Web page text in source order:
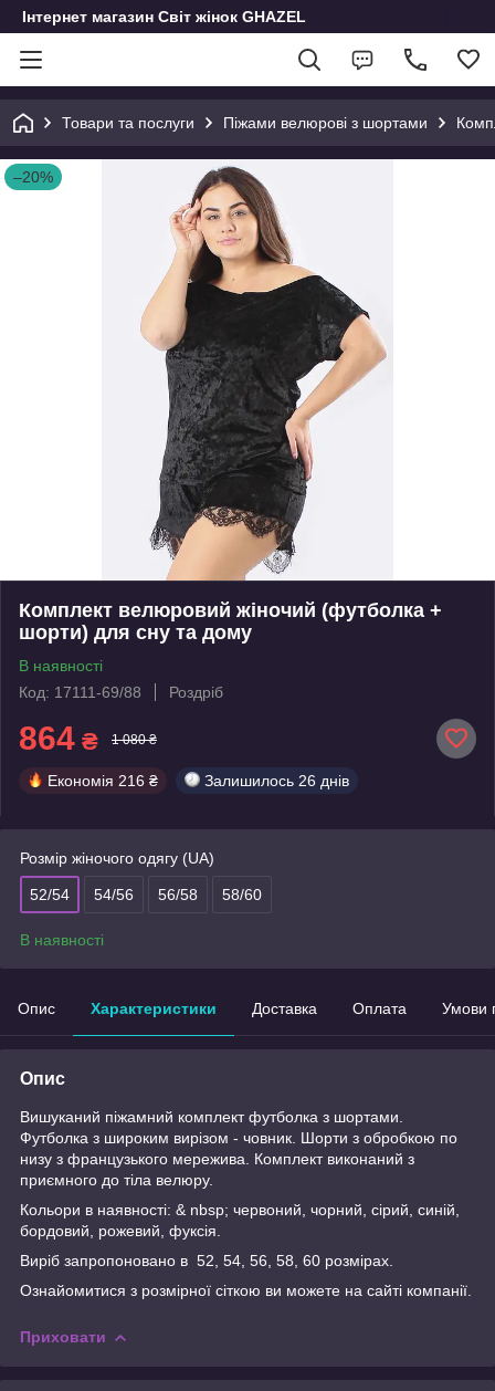
Інтернет магазин Світ жінок GHAZEL
Товари та послуги Піжами велюрові з шортами
–20%
Комплект велюровий жіночий (футболка +
шорти) для сну та дому
В наявності
Код: 17111-69/88
Роздріб
864 ₴ 1 080 ₴
Економія 216 ₴ Залишилось 26 днів
Розмір жіночого одягу (UA)
52/54 54/56 56/58 58/60
В наявності
Опис Характеристики Доставка Оплата Умови
Опис
Вишуканий піжамний комплект футболка з шортами.
Футболка з широким вирізом - човник. Шорти з обробкою по
низу з французького мережива. Комплект виконаний з
приємного до тіла велюру.
Кольори в наявності: & nbsp; червоний, чорний, сірий, синій,
бордовий, рожевий, фуксія.
Виріб запропоновано в 52, 54, 56, 58, 60 розмірах.
Ознайомитися з розмірної сіткою ви можете на сайті компанії.
Приховати